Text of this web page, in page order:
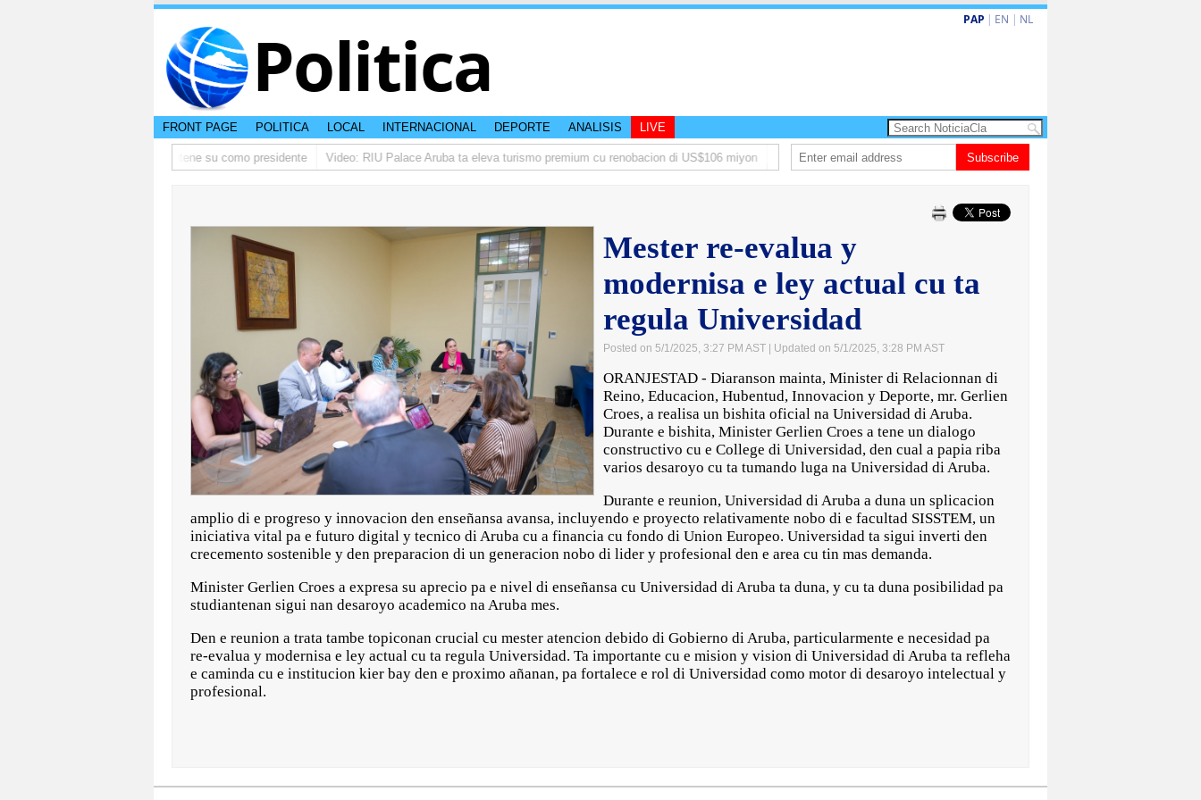
Politica PAP | EN | NL
FRONT PAGE POLITICA LOCAL INTERNACIONAL DEPORTE ANALISIS LIVE
ta pidi disculpa, y FIFA ta mantene su como presidente Video: RIU Palace Aruba ta eleva turismo premium cu renobacion di US$106 miyon Aruba ta enfrenta Sur Korea den duelo di pitcheo
Subscribe
Mester re-evalua y
modernisa e ley actual cu ta
regula Universidad
Posted on 5/1/2025, 3:27 PM AST | Updated on 5/1/2025, 3:28 PM AST
ORANJESTAD - Diaranson mainta, Minister di Relacionnan di
Reino, Educacion, Hubentud, Innovacion y Deporte, mr. Gerlien
Croes, a realisa un bishita oficial na Universidad di Aruba.
Durante e bishita, Minister Gerlien Croes a tene un dialogo
constructivo cu e College di Universidad, den cual a papia riba
varios desaroyo cu ta tumando luga na Universidad di Aruba.
Durante e reunion, Universidad di Aruba a duna un splicacion
amplio di e progreso y innovacion den enseñansa avansa, incluyendo e proyecto relativamente nobo di e facultad SISSTEM, un
iniciativa vital pa e futuro digital y tecnico di Aruba cu a financia cu fondo di Union Europeo. Universidad ta sigui inverti den
crecemento sostenible y den preparacion di un generacion nobo di lider y profesional den e area cu tin mas demanda.
Minister Gerlien Croes a expresa su aprecio pa e nivel di enseñansa cu Universidad di Aruba ta duna, y cu ta duna posibilidad pa
studiantenan sigui nan desaroyo academico na Aruba mes.
Den e reunion a trata tambe topiconan crucial cu mester atencion debido di Gobierno di Aruba, particularmente e necesidad pa
re-evalua y modernisa e ley actual cu ta regula Universidad. Ta importante cu e mision y vision di Universidad di Aruba ta refleha
e caminda cu e institucion kier bay den e proximo añanan, pa fortalece e rol di Universidad como motor di desaroyo intelectual y
profesional.